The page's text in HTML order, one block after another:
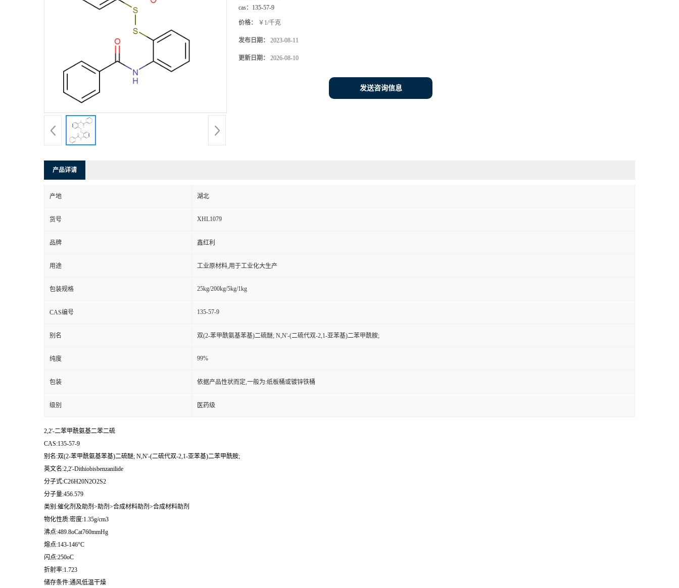
cas： 135-57-9
价格： ￥1/千克
发布日期： 2023-08-11
更新日期： 2026-08-10
发送咨询信息
产品详请
产地 湖北
货号 XHL1079
品牌 鑫红利
用途 工业原材料,用于工业化大生产
包装规格 25kg/200kg/5kg/1kg
CAS编号 135-57-9
别名 双(2-苯甲酰氨基苯基)二硫醚; N,N'-(二硫代双-2,1-亚苯基)二苯甲酰胺;
纯度 99%
包装 依据产品性状而定,一般为:纸板桶或镀锌铁桶
级别 医药级
2,2'-二苯甲酰氨基二苯二硫
CAS:135-57-9
别名:双(2-苯甲酰氨基苯基)二硫醚; N,N'-(二硫代双-2,1-亚苯基)二苯甲酰胺;
英文名:2,2'-Dithiobisbenzanilide
分子式:C26H20N2O2S2
分子量:456.579
类别:催化剂及助剂>助剂>合成材料助剂>合成材料助剂
物化性质:密度:1.35g/cm3
沸点:489.8oCat760mmHg
熔点:143-146°C
闪点:250oC
折射率:1.723
储存条件:通风低温干燥